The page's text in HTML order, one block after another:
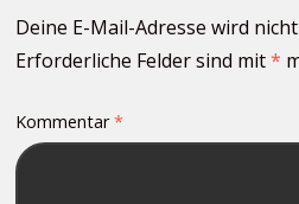
Deine E-Mail-Adresse wird
Erforderliche Felder sind mit*
Kommentar*